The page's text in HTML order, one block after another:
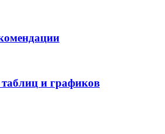
и графиков